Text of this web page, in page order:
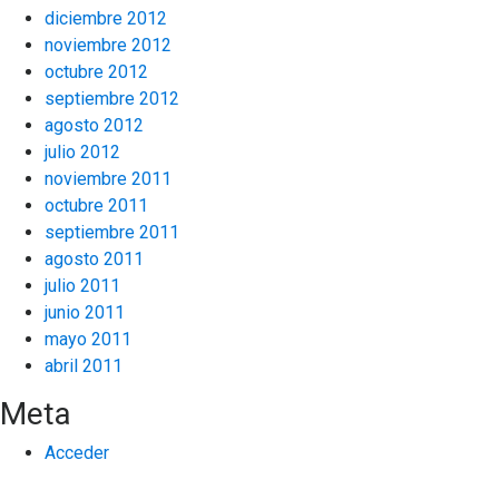
diciembre 2012
noviembre 2012
octubre 2012
septiembre 2012
agosto 2012
julio 2012
noviembre 2011
octubre 2011
septiembre 2011
agosto 2011
julio 2011
junio 2011
mayo 2011
abril 2011
Meta
Acceder